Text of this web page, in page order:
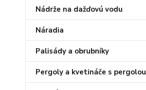
Nádrže na dažďovú vodu
Náradia
Palisády a obrubníky
Pergoly a kvetináče s pergolou